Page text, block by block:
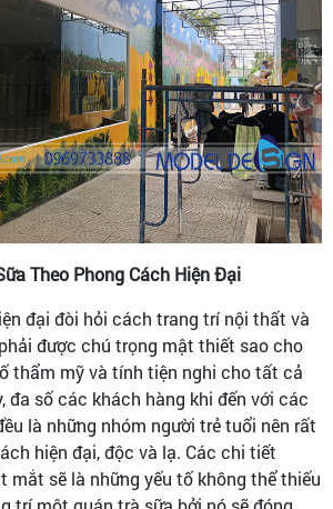
Theo Phong Cách Hiện Đại
đại đòi hỏi cách trang trí nội thất và
được chú trọng mật thiết sao cho
thẩm mỹ và tính tiện nghi cho tất cả
đa số các khách hàng khi đến với các
là những nhóm người trẻ tuổi nên rất
hiện đại, độc và lạ. Các chi tiết
mắt sẽ là những yếu tố không thể thiếu